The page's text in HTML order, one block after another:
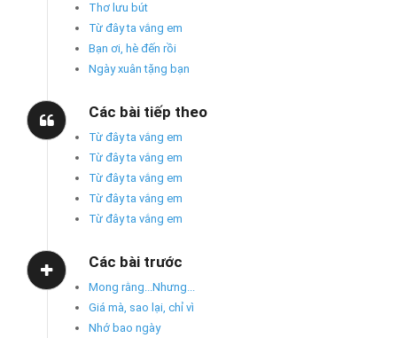
Thơ lưu bút
Từ đây ta vắng em
Bạn ơi, hè đến rồi
Ngày xuân tặng bạn
Các bài tiếp theo
Từ đây ta vắng em
Từ đây ta vắng em
Từ đây ta vắng em
Từ đây ta vắng em
Từ đây ta vắng em
Các bài trước
Mong rằng...Nhưng...
Giá mà, sao lại, chỉ vì
Nhớ bao ngày